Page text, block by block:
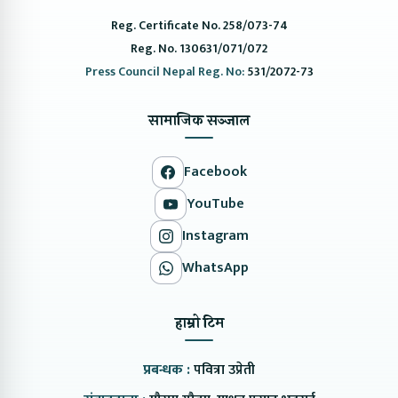
Reg. Certificate No. 258/073-74
Reg. No. 130631/071/072
Press Council Nepal Reg. No:531/2072-73
सामाजिक सञ्जाल
Facebook
YouTube
Instagram
WhatsApp
हाम्रो टिम
प्रबन्धक :पवित्रा उप्रेती